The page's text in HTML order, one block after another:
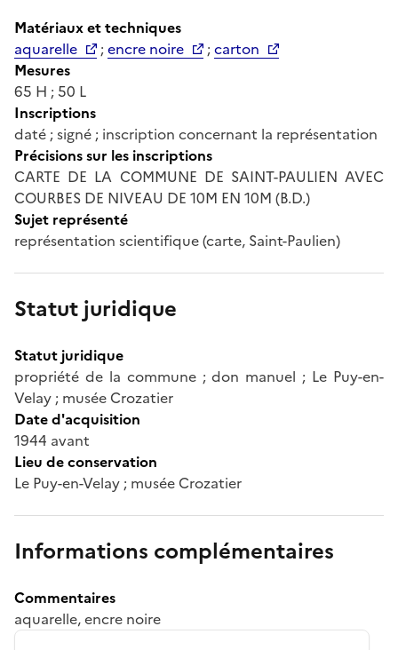
Matériaux et techniques
aquarelle
;encre noire ;carton
Mesures
65 H ; 50 L
Inscriptions
daté ; signé ; inscription concernant la représentation
Précisions sur les inscriptions
CARTE DE LA COMMUNE DE SAINT-PAULIEN AVEC
COURBES DE NIVEAU DE 10M EN 10M (B.D.)
Sujet représenté
représentation scientifique (carte, Saint-Paulien)
Statut juridique
Statut juridique
propriété de la commune ; don manuel ; Le Puy-en-
Velay ; musée Crozatier
Date d'acquisition
1944 avant
Lieu de conservation
Le Puy-en-Velay ; musée Crozatier
Informations complémentaires
Commentaires
aquarelle, encre noire